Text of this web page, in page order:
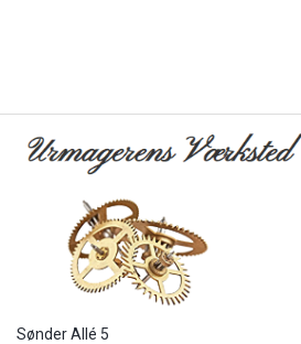
Sønder Allé 5